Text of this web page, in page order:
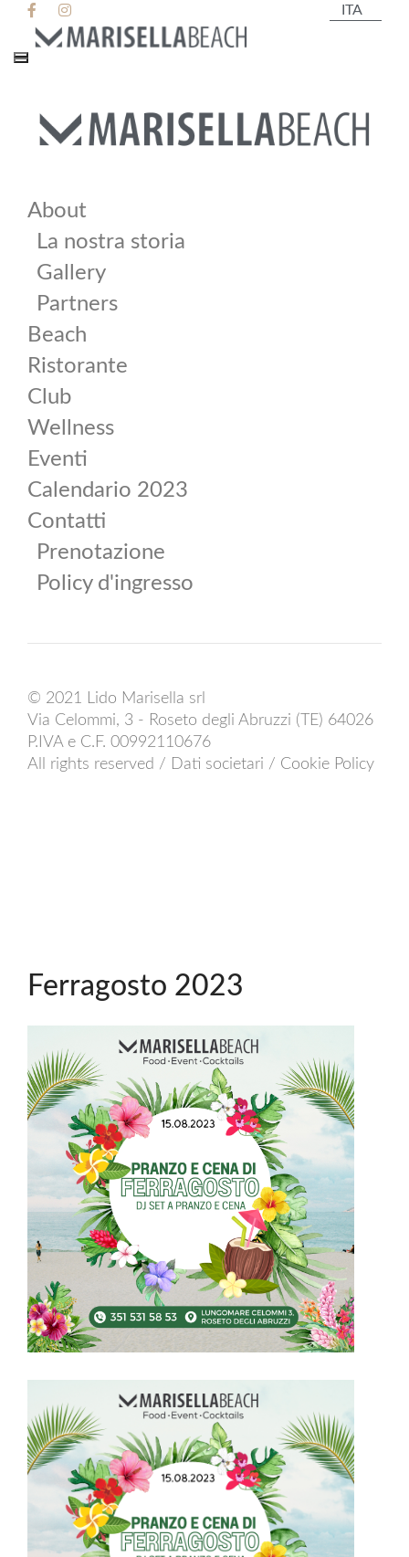
About
La nostra storia
Gallery
Partners
Beach
Ristorante
Club
Wellness
Eventi
Calendario 2023
Contatti
Prenotazione
Policy d'ingresso
© 2021 Lido Marisella srl
Via Celommi, 3 - Roseto degli Abruzzi (TE) 64026
P.IVA e C.F. 00992110676
All rights reserved / Dati societari / Cookie Policy
Ferragosto 2023